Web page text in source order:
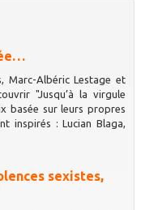
Marc-Albéric Lestage et
"Jusqu’à la virgule
basée sur leurs propres
inspirés : Lucian Blaga,
sexistes,